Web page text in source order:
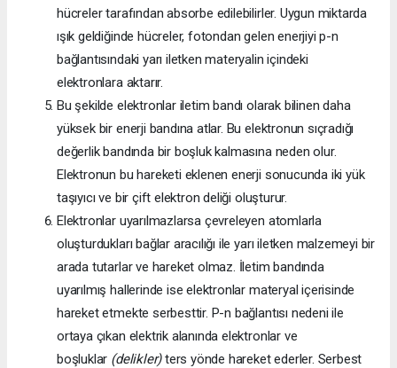
hücreler tarafından absorbe edilebilirler. Uygun miktarda
ışık geldiğinde hücreler, fotondan gelen enerjiyi p-n
bağlantısındaki yarı iletken materyalin içindeki
elektronlara aktarır.
Bu şekilde elektronlar iletim bandı olarak bilinen daha
yüksek bir enerji bandına atlar. Bu elektronun sıçradığı
değerlik bandında bir boşluk kalmasına neden olur.
Elektronun bu hareketi eklenen enerji sonucunda iki yük
taşıyıcı ve bir çift elektron deliği oluşturur.
Elektronlar uyarılmazlarsa çevreleyen atomlarla
oluşturdukları bağlar aracılığı ile yarı iletken malzemeyi bir
arada tutarlar ve hareket olmaz. İletim bandında
uyarılmış hallerinde ise elektronlar materyal içerisinde
hareket etmekte serbesttir. P-n bağlantısı nedeni ile
ortaya çıkan elektrik alanında elektronlar ve
boşluklar (delikler)ters yönde hareket ederler. Serbest